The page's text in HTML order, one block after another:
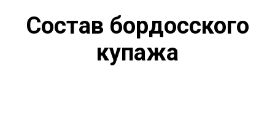
Состав бордосского
купажа